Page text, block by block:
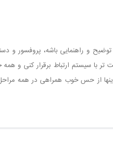
توضیح و راهنمایی باشه، پروفسور و
با سیستم ارتباط برقرار کنی و همه
اینها از حس خوب همراهی در همه